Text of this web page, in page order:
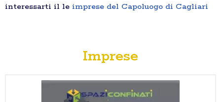
interessarti il le imprese del Capoluogo di Cagliari
Imprese